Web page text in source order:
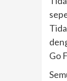
Go